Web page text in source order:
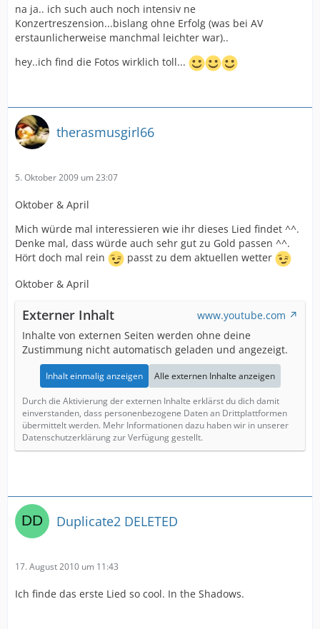
na ja.. ich such auch noch intensiv ne
Konzertreszension...bislang ohne Erfolg (was bei AV
erstaunlicherweise manchmal leichter war)..
hey..ich find die Fotos wirklich toll...
therasmusgirl66
5. Oktober 2009 um 23:07
Oktober & April
Mich würde mal interessieren wie ihr dieses Lied findet ^^.
Denke mal, dass würde auch sehr gut zu Gold passen ^^.
Hört doch mal rein
passt zu dem aktuellen wetter
Oktober & April
Externer Inhalt
www.youtube.com
Inhalte von externen Seiten werden ohne deine
Zustimmung nicht automatisch geladen und angezeigt.
Inhalt einmalig anzeigen Alle externen Inhalte anzeigen
Durch die Aktivierung der externen Inhalte erklärst du dich damit
einverstanden, dass personenbezogene Daten an Drittplattformen
übermittelt werden. Mehr Informationen dazu haben wir in unserer
Datenschutzerklärung zur Verfügung gestellt.
Duplicate2 DELETED
17. August 2010 um 11:43
Ich finde das erste Lied so cool. In the Shadows.